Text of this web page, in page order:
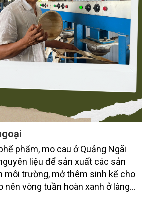
phẩm, mo cau ở Quảng Ngãi
liệu để sản xuất các sản
môi trường, mở thêm sinh kế cho
nên vòng tuần hoàn xanh ở làng